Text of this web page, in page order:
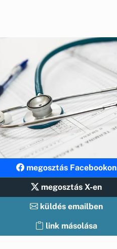
megosztás Facebookon
megosztás X-en
küldés emailben
link másolása